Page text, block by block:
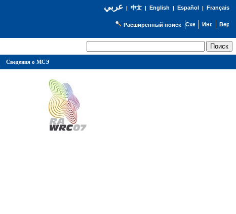
عربي| 中文| English | Español | Français
Расширенный поиск
Сведения о МСЭ